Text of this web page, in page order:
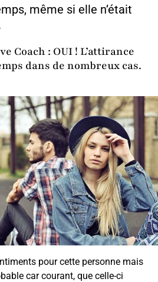
même si elle n’était
Coach : OUI ! L’attirance
dans de nombreux cas.
pour cette personne mais
car courant, que celle-ci